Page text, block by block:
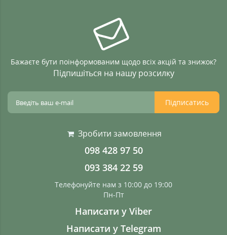
Бажаєте бути поінформованим щодо всіх акцій та знижок?
Підпишіться на нашу розсилку
Підписатись
Зробити замовлення
098 428 97 50
093 384 22 59
Телефонуйте нам з 10:00 до 19:00
Пн-Пт
Написати у Viber
Написати у Telegram